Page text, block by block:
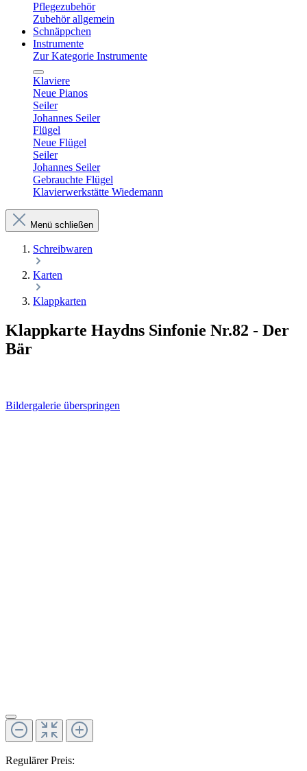
Pflegezubehör
Zubehör allgemein
Schnäppchen
Instrumente
Zur Kategorie Instrumente
Klaviere
Neue Pianos
Seiler
Johannes Seiler
Flügel
Neue Flügel
Seiler
Johannes Seiler
Gebrauchte Flügel
Klavierwerkstätte Wiedemann
Menü schließen
Schreibwaren
Karten
Klappkarten
Klappkarte Haydns Sinfonie Nr.82 - Der
Bär
Bildergalerie überspringen
Regulärer Preis: